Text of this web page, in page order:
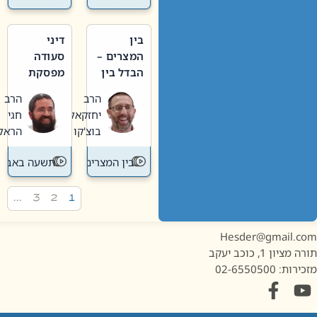
בין
המצרים –
הבדל בין
חדשה
לישנה
הרב
יחזקאל
בוצ'קו
בין המצרים
דיני
סעודה
מפסקת
תשעה
באב
הרב
חגי
הראל
תשעה באב
1, כוכב יעקב
02-6550500